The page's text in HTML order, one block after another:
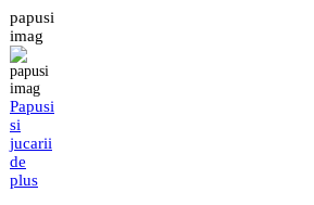
papusi
imag
Papusi
si
jucarii
de
plus